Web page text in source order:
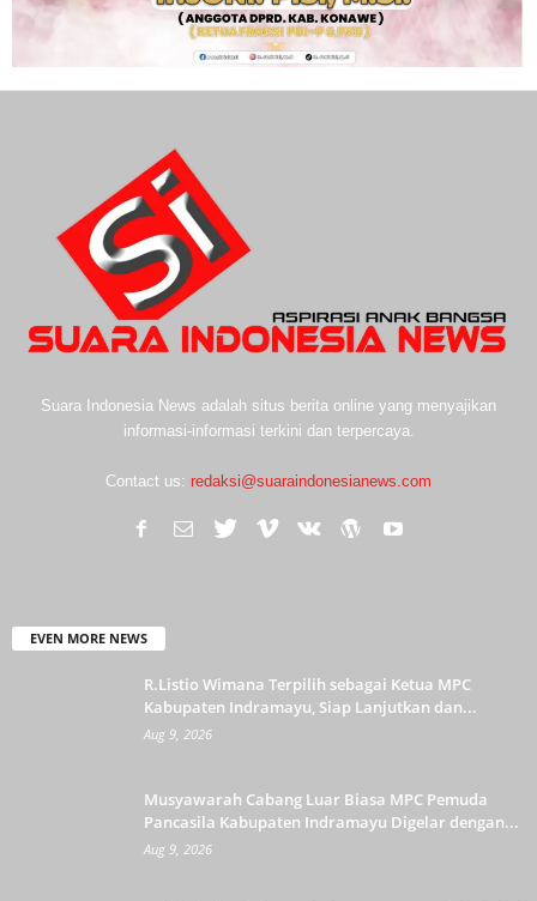
Suara Indonesia News adalah situs berita online yang menyajikan
informasi-informasi terkini dan terpercaya.
Contact us: redaksi@suaraindonesianews.com
EVEN MORE NEWS
R.Listio Wimana Terpilih sebagai Ketua MPC
Kabupaten Indramayu, Siap Lanjutkan dan...
Aug 9, 2026
Musyawarah Cabang Luar Biasa MPC Pemuda
Pancasila Kabupaten Indramayu Digelar dengan...
Aug 9, 2026